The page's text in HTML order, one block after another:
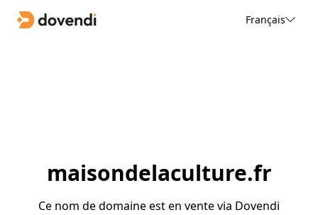
Français
maisondelaculture.fr
Ce nom de domaine est en vente via Dovendi